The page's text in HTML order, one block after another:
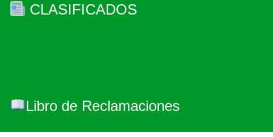
CLASIFICADOS
Libro de Reclamaciones